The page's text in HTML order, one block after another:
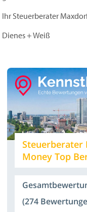
Ihr Steuerberater
Dienes + Weiß
Steuerberater
Money Top
(274